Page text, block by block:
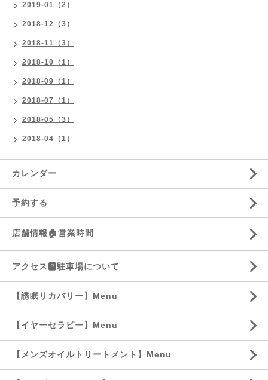
2019-01（2）
2018-12（3）
2018-11（3）
2018-10（1）
2018-09（1）
2018-07（1）
2018-05（3）
2018-04（1）
カレンダー
予約する
店舗情報🏠営業時間
アクセス🅿️駐車場について
【誘眠リカバリー】Menu
【イヤーセラピー】Menu
【メンズオイルトリートメント】Menu